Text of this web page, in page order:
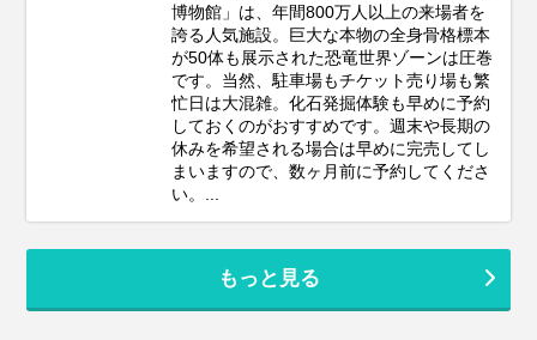
博物館」は、年間800万人以上の来場者を
誇る人気施設。巨大な本物の全身骨格標本
が50体も展示された恐竜世界ゾーンは圧巻
です。当然、駐車場もチケット売り場も繁
忙日は大混雑。化石発掘体験も早めに予約
しておくのがおすすめです。週末や長期の
休みを希望される場合は早めに完売してし
まいますので、数ヶ月前に予約してくださ
い。...
もっと見る